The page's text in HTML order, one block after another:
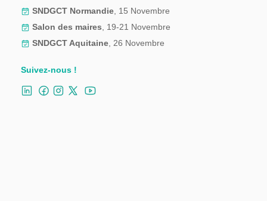
SNDGCT Normandie , 15 Novembre
Salon des maires , 19-21 Novembre
SNDGCT Aquitaine , 26 Novembre
Suivez-nous !